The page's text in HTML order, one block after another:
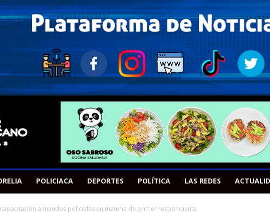
POLICIACA DEPORTES POLÍTICA LAS REDES
capacitación a mandos policiales en materia de primer respondiente